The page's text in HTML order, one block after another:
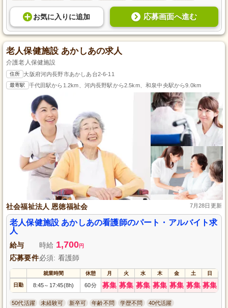
お気に入り に追加 応募画面へ進む
老人保健施設 あかしあの求人
介護老人保健施設
住所 大阪府河内長野市あかしあ台2-6-11
最寄駅 千代田駅から1.2km、河内長野駅から2.5km、和泉中央駅から9.0km
社会福祉法人 恩徳福祉会 7月28日更新
老人保健施設 あかしあの看護師のパート・アルバイト求
人
給与 時給 1,700円
応募要件必須: 看護師
就業時間 休憩 月 火 水 木 金 土 日
日勤 8:45～ 17:45(8h) 60分 募集 募集 募集 募集 募集 募集 募集
50代活躍 未経験可 新卒可 年齢不問 学歴不問 40代活躍